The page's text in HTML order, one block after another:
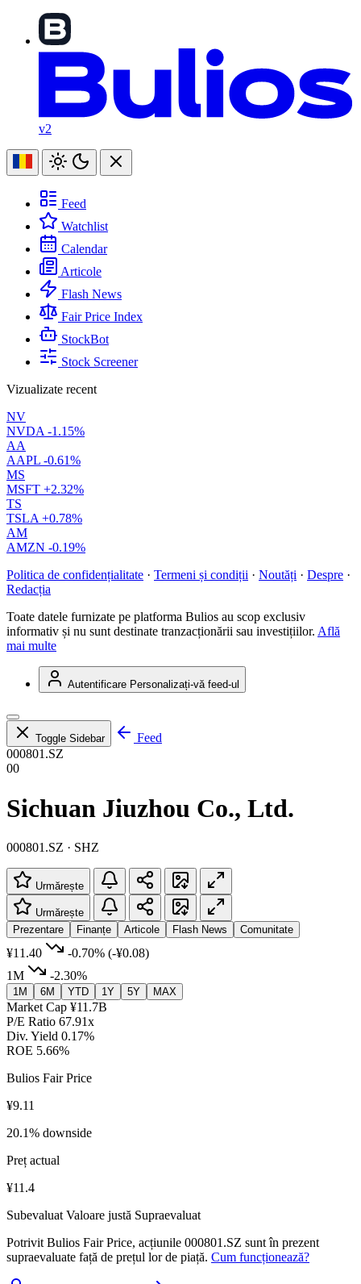
v2
Feed
Watchlist
Calendar
Articole
Flash News
Fair Price Index
StockBot
Stock Screener
Vizualizate recent
NV
NVDA -1.15%
AA
AAPL -0.61%
MS
MSFT +2.32%
TS
TSLA +0.78%
AM
AMZN -0.19%
Politica de confidențialitate · Termeni și condiții · Noutăți · Despre ·
Redacția
Toate datele furnizate pe platforma Bulios au scop exclusiv
informativ și nu sunt destinate tranzacționării sau investițiilor. Află
mai multe
Autentificare Personalizați-vă feed-ul
Toggle Sidebar
Feed
000801.SZ
00
Sichuan Jiuzhou Co., Ltd.
000801.SZ · SHZ
Urmărește
Urmărește
Prezentare
Finanțe Articole Flash News Comunitate
¥11.40 -0.70% (-¥0.08)
1M
-2.30%
1M 6M YTD 1Y 5Y MAX
Market Cap ¥11.7B
P/E Ratio 67.91x
Div. Yield 0.17%
ROE 5.66%
Bulios Fair Price
¥9.11
20.1% downside
Preț actual
¥11.4
Subevaluat Valoare justă Supraevaluat
Potrivit Bulios Fair Price, acțiunile 000801.SZ sunt în prezent
supraevaluate față de prețul lor de piață. Cum funcționează?